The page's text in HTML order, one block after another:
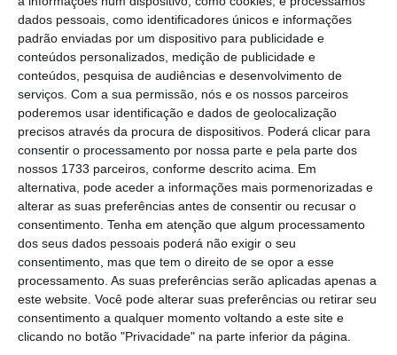
dados pessoais, como identificadores únicos e informações
padrão enviadas por um dispositivo para publicidade e
conteúdos personalizados, medição de publicidade e
conteúdos, pesquisa de audiências e desenvolvimento de
serviços. Com a sua permissão, nós e os nossos parceiros
poderemos usar identificação e dados de geolocalização
precisos através da procura de dispositivos. Poderá clicar para
consentir o processamento por nossa parte e pela parte dos
nossos 1733 parceiros, conforme descrito acima. Em
alternativa, pode aceder a informações mais pormenorizadas e
alterar as suas preferências antes de consentir ou recusar o
consentimento. Tenha em atenção que algum processamento
dos seus dados pessoais poderá não exigir o seu
consentimento, mas que tem o direito de se opor a esse
processamento. As suas preferências serão aplicadas apenas a
este website. Você pode alterar suas preferências ou retirar seu
consentimento a qualquer momento voltando a este site e
clicando no botão "Privacidade" na parte inferior da página.
castiga banca
Ler Mais
Contudo, “não existe igual entendimento da
EBA no caso de ser prorrogada aquela data,
pelo que não pode ser efetuada nova
prorrogação da moratória legal, sob pena de
os bancos serem obrigados a uma marcação
generalizada desses créditos”.
“Consequentemente, as empresas mais
afetadas pela pandemia, que, terminada a
moratória, não estejam em condições de
retomar imediatamente as suas obrigações